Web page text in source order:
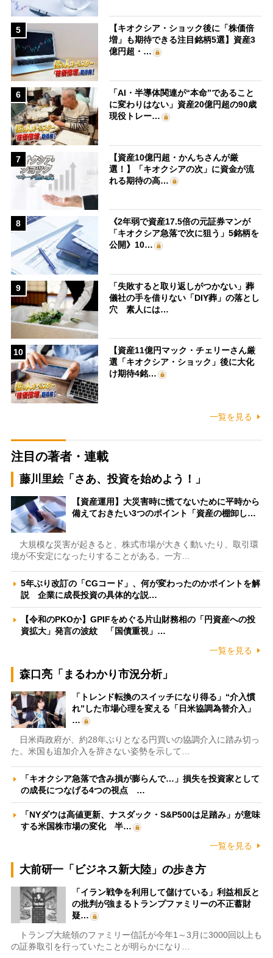
5
【キオクシア・ショック後に「株価倍
増」も期待できる注目銘柄5選】資産3
億円超・…
6
「AI・半導体関連が“本命”であること
に変わりはない」資産20億円超の90歳
現役トレー…
7
【資産10億円超・かんちさんが厳
選！】「キオクシアの次」に資金が流
れる期待の高…
8
《2年弱で資産17.5倍の元証券マンが
「キオクシア急落で次に狙う」5銘柄を
公開》10…
9
「失敗すると取り返しがつかない」葬
儀社の手を借りない「DIY葬」の落とし
穴 素人には…
10
【資産11億円マック・チェリーさん厳
選「キオクシア・ショック」後に大化
け期待4銘…
一覧を見る
注目の著者・連載
藤川里絵「さあ、投資を始めよう！」
【資産運用】大災害時に慌てないために平時から
備えておきたい3つのポイント「資産の棚卸し…
大規模な災害が起きると、株式市場が大きく動いたり、取引環
境が不安定になったりすることがある。一方…
5年ぶり改訂の「CGコード」、何が変わったのかポイントを解
説 企業に成長投資の具体的な説…
【令和のPKOか】GPIFをめぐる片山財務相の「円資産への投
資拡大」発言の波紋 「国債重視」…
一覧を見る
森口亮「まるわかり市況分析」
「トレンド転換のスイッチになり得る」“介入慣
れ”した市場心理を変える「日米協調為替介入」
…
日米両政府が、約28年ぶりとなる円買いの協調介入に踏み切っ
た。米国も追加介入を辞さない姿勢を示して…
「キオクシア急落で含み損が膨らんで…」損失を投資家として
の成長につなげる4つの視点 …
「NYダウは高値更新、ナスダック・S&P500は足踏み」が意味
する米国株市場の変化 半…
一覧を見る
大前研一「ビジネス新大陸」の歩き方
「イラン戦争を利用して儲けている」利益相反と
の批判が強まるトランプファミリーの不正蓄財
疑…
トランプ大統領のファミリー信託が今年1～3月に3000回以上も
の証券取引を行っていたことが明らかになり…